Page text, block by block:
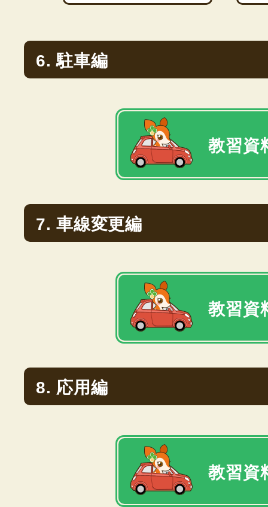
6. 駐車編
教習資
7. 車線変更編
教習資
8. 応用編
教習資